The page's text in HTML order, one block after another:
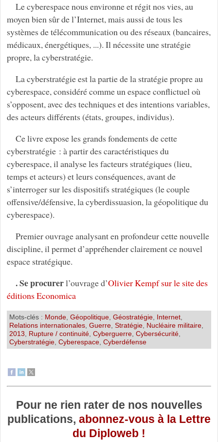
Le cyberespace nous environne et régit nos vies, au
moyen bien sûr de l’Internet, mais aussi de tous les
systèmes de télécommunication ou des réseaux (bancaires,
médicaux, énergétiques, ...). Il nécessite une stratégie
propre, la cyberstratégie.
La cyberstratégie est la partie de la stratégie propre au
cyberespace, considéré comme un espace conflictuel où
s’opposent, avec des techniques et des intentions variables,
des acteurs différents (états, groupes, individus).
Ce livre expose les grands fondements de cette
cyberstratégie : à partir des caractéristiques du
cyberespace, il analyse les facteurs stratégiques (lieu,
temps et acteurs) et leurs conséquences, avant de
s’interroger sur les dispositifs stratégiques (le couple
offensive/défensive, la cyberdissuasion, la géopolitique du
cyberespace).
Premier ouvrage analysant en profondeur cette nouvelle
discipline, il permet d’appréhender clairement ce nouvel
espace stratégique.
. Se procurerl’ouvrage d’Olivier Kempf sur le site des
éditions Economica
Mots-clés : Monde, Géopolitique, Géostratégie, Internet,
Relations internationales, Guerre, Stratégie, Nucléaire militaire,
2013
Rupture / continuité, Cyberguerre, Cybersécurité,
Cyberstratégie, Cyberespace, Cyberdéfense
Pour ne rien rater de nos nouvelles
publications, abonnez-vous à la Lettre
du Diploweb !